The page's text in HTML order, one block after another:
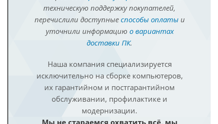
техническую поддержку покупателей,
перечислили доступные способы оплатыи
уточнили информацию о вариантах
доставки ПК.
Наша компания специализируется
исключительно на сборке компьютеров,
их гарантийном и постгарантийном
обслуживании, профилактике и
модернизации.
Мы не стараемся охватить всё, мы